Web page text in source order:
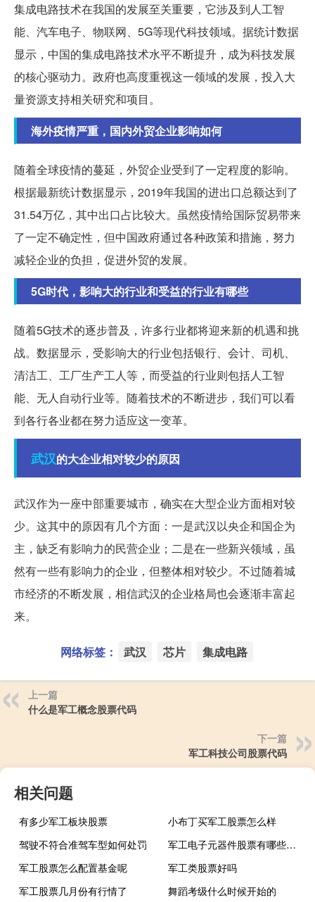
集成电路技术在我国的发展至关重要，它涉及到人工智
能、汽车电子、物联网、5G等现代科技领域。据统计数据
显示，中国的集成电路技术水平不断提升，成为科技发展
的核心驱动力。政府也高度重视这一领域的发展，投入大
量资源支持相关研究和项目。
海外疫情严重，国内外贸企业影响如何
随着全球疫情的蔓延，外贸企业受到了一定程度的影响。
根据最新统计数据显示，2019年我国的进出口总额达到了
31.54万亿，其中出口占比较大。虽然疫情给国际贸易带来
了一定不确定性，但中国政府通过各种政策和措施，努力
减轻企业的负担，促进外贸的发展。
5G时代，影响大的行业和受益的行业有哪些
随着5G技术的逐步普及，许多行业都将迎来新的机遇和挑
战。数据显示，受影响大的行业包括银行、会计、司机、
清洁工、工厂生产工人等，而受益的行业则包括人工智
能、无人自动行业等。随着技术的不断进步，我们可以看
到各行各业都在努力适应这一变革。
武汉的大企业相对较少的原因
武汉作为一座中部重要城市，确实在大型企业方面相对较
少。这其中的原因有几个方面：一是武汉以央企和国企为
主，缺乏有影响力的民营企业；二是在一些新兴领域，虽
然有一些有影响力的企业，但整体相对较少。不过随着城
市经济的不断发展，相信武汉的企业格局也会逐渐丰富起
来。
网络标签： 武汉 芯片 集成电路
上一篇
什么是军工概念股票代码
下一篇
军工科技公司股票代码
相关问题
有多少军工板块股票
小布丁买军工股票怎么样
驾驶不符合准驾车型如何处罚
军工电子元器件股票有哪些龙头
军工股票怎么配置基金呢
军工类股票好吗
军工股票几月份有行情了
舞蹈考级什么时候开始的